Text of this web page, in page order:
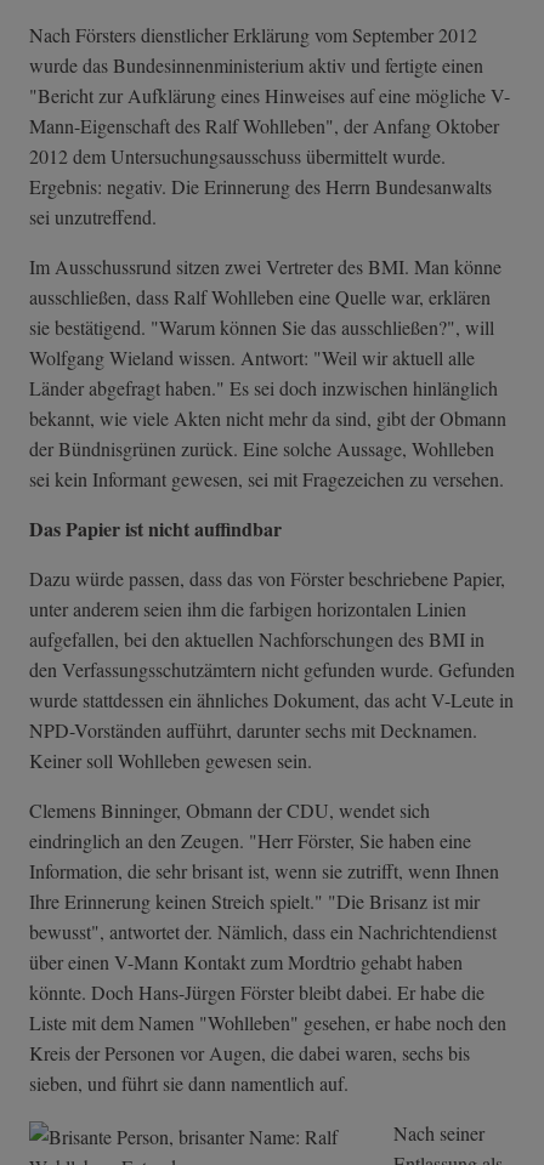
Nach Försters dienstlicher Erklärung vom September 2012
wurde das Bundesinnenministerium aktiv und fertigte einen
"Bericht zur Aufklärung eines Hinweises auf eine mögliche V-
Mann-Eigenschaft des Ralf Wohlleben", der Anfang Oktober
2012 dem Untersuchungsausschuss übermittelt wurde.
Ergebnis: negativ. Die Erinnerung des Herrn Bundesanwalts
sei unzutreffend.
Im Ausschussrund sitzen zwei Vertreter des BMI. Man könne
ausschließen, dass Ralf Wohlleben eine Quelle war, erklären
sie bestätigend. "Warum können Sie das ausschließen?", will
Wolfgang Wieland wissen. Antwort: "Weil wir aktuell alle
Länder abgefragt haben." Es sei doch inzwischen hinlänglich
bekannt, wie viele Akten nicht mehr da sind, gibt der Obmann
der Bündnisgrünen zurück. Eine solche Aussage, Wohlleben
sei kein Informant gewesen, sei mit Fragezeichen zu versehen.
Das Papier ist nicht auffindbar
Dazu würde passen, dass das von Förster beschriebene Papier,
unter anderem seien ihm die farbigen horizontalen Linien
aufgefallen, bei den aktuellen Nachforschungen des BMI in
den Verfassungsschutzämtern nicht gefunden wurde. Gefunden
wurde stattdessen ein ähnliches Dokument, das acht V-Leute in
NPD-Vorständen aufführt, darunter sechs mit Decknamen.
Keiner soll Wohlleben gewesen sein.
Clemens Binninger, Obmann der CDU, wendet sich
eindringlich an den Zeugen. "Herr Förster, Sie haben eine
Information, die sehr brisant ist, wenn sie zutrifft, wenn Ihnen
Ihre Erinnerung keinen Streich spielt." "Die Brisanz ist mir
bewusst", antwortet der. Nämlich, dass ein Nachrichtendienst
über einen V-Mann Kontakt zum Mordtrio gehabt haben
könnte. Doch Hans-Jürgen Förster bleibt dabei. Er habe die
Liste mit dem Namen "Wohlleben" gesehen, er habe noch den
Kreis der Personen vor Augen, die dabei waren, sechs bis
sieben, und führt sie dann namentlich auf.
Nach seiner